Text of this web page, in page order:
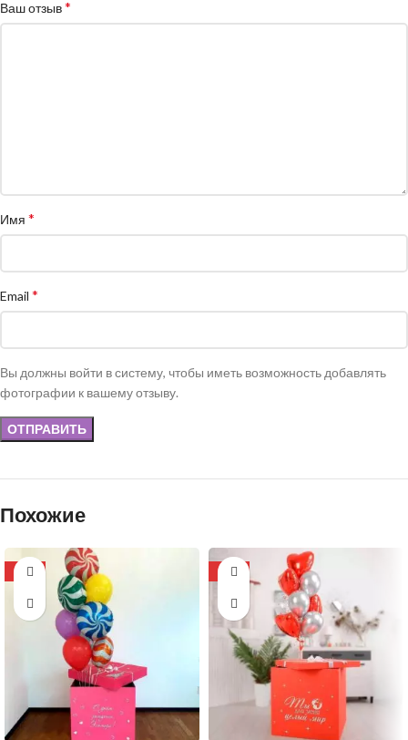
Ваш отзыв*
Имя *
Email *
Вы должны войти в систему, чтобы иметь возможность добавлять
фотографии к вашему отзыву.
Похожие
-15% -13%